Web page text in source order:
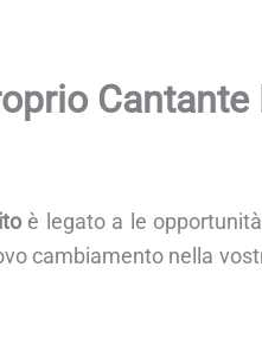
è legato a le
cambiamento nella